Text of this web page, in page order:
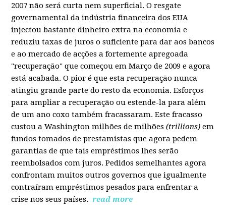
2007 não será curta nem superficial. O resgate
governamental da indústria financeira dos EUA
injectou bastante dinheiro extra na economia e
reduziu taxas de juros o suficiente para dar aos bancos
e ao mercado de acções a fortemente apregoada
"recuperação" que começou em Março de 2009 e agora
está acabada. O pior é que esta recuperação nunca
atingiu grande parte do resto da economia. Esforços
para ampliar a recuperação ou estende-la para além
de um ano coxo também fracassaram. Este fracasso
custou a Washington milhões de milhões(trillions) em
fundos tomados de prestamistas que agora pedem
garantias de que tais empréstimos lhes serão
reembolsados com juros. Pedidos semelhantes agora
confrontam muitos outros governos que igualmente
contraíram empréstimos pesados para enfrentar a
crise nos seus países. read more